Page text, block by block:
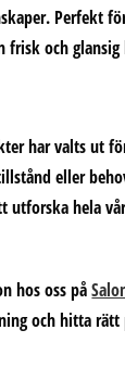
Perfekt
frisk och
har valts ut
eller
utforska hela
hos oss på
och hitta